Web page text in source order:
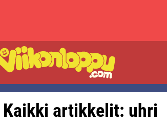
Kaikki artikkelit: uhri